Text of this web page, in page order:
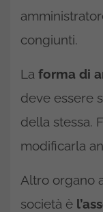
congiunti.
La forma di
deve essere
della stessa.
modificarla
Altro organo
società è